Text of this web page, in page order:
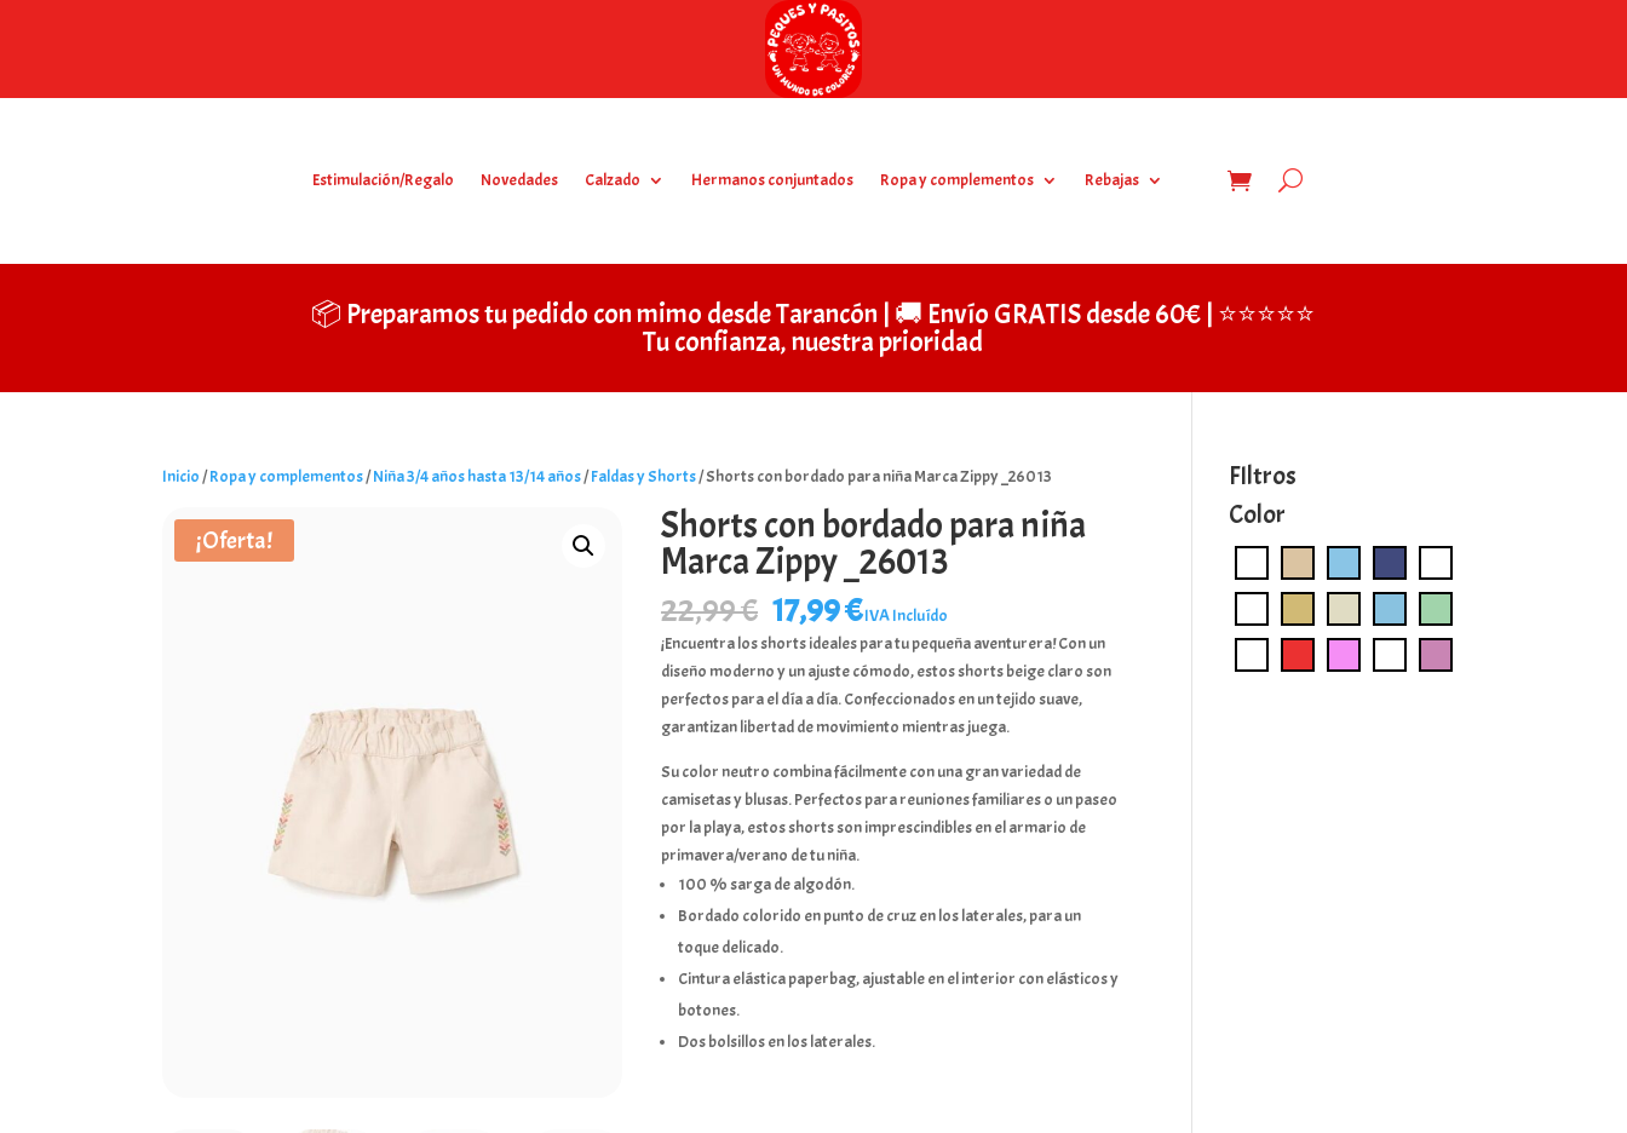
Estimulación/Regalo Novedades Calzado Hermanos conjuntados Ropa y complementos Rebajas
📦 Preparamos tu pedido con mimo desde Tarancón | 🚚 Envío GRATIS desde 60€ | ⭐⭐⭐⭐⭐
Tu confianza, nuestra prioridad
Inicio/Ropa y complementos/Niña 3/4 años hasta 13/14 años/Faldas y Shorts/ Shorts con bordado para niña Marca Zippy _26013
¡Oferta! Shorts con bordado para niña
Marca Zippy _26013
22,99€ El
precio
original
era:
22,99 €.
17,99€El
precio
actual
es:
17,99 €.
IVA Incluído
¡Encuentra los shorts ideales para tu pequeña aventurera! Con un
diseño moderno y un ajuste cómodo, estos shorts beige claro son
perfectos para el día a día. Confeccionados en un tejido suave,
garantizan libertad de movimiento mientras juega.
Su color neutro combina fácilmente con una gran variedad de
camisetas y blusas. Perfectos para reuniones familiares o un paseo
por la playa, estos shorts son imprescindibles en el armario de
primavera/verano de tu niña.
100 % sarga de algodón.
Bordado colorido en punto de cruz en los laterales, para un
toque delicado.
Cintura elástica paperbag, ajustable en el interior con elásticos y
botones.
Dos bolsillos en los laterales.
FIltros
Color